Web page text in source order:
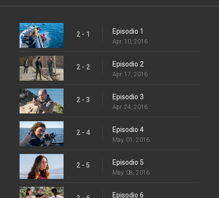
2 - 1 Episodio 1
Apr. 10, 2016
2 - 2 Episodio 2
Apr. 17, 2016
2 - 3 Episodio 3
Apr. 24, 2016
2 - 4 Episodio 4
May. 01, 2016
2 - 5 Episodio 5
May. 08, 2016
Episodio 6